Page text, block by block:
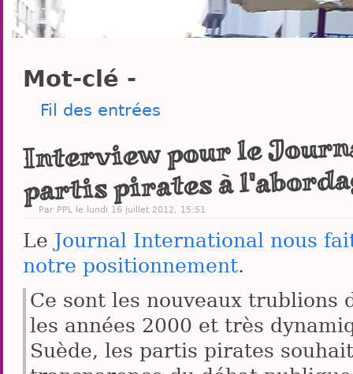
Mot-clé -
Fil des entrées
Interview pour le
partis pirates à
Par PPL le lundi 16 juillet 2012, 15:51
Le Journal International nous
notre positionnement.
Ce sont les nouveaux trublions
les années 2000 et très
Suède, les partis pirates